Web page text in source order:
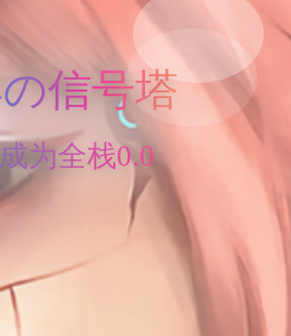
信号塔
为全栈0.0